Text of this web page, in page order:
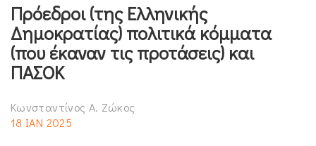
Πρόεδροι (της Ελληνικής
Δημοκρατίας) πολιτικά κόμματα
(που έκαναν τις προτάσεις) και
ΠΑΣΟΚ
Κωνσταντίνος Α. Ζώκος
18 ΙΑΝ 2025